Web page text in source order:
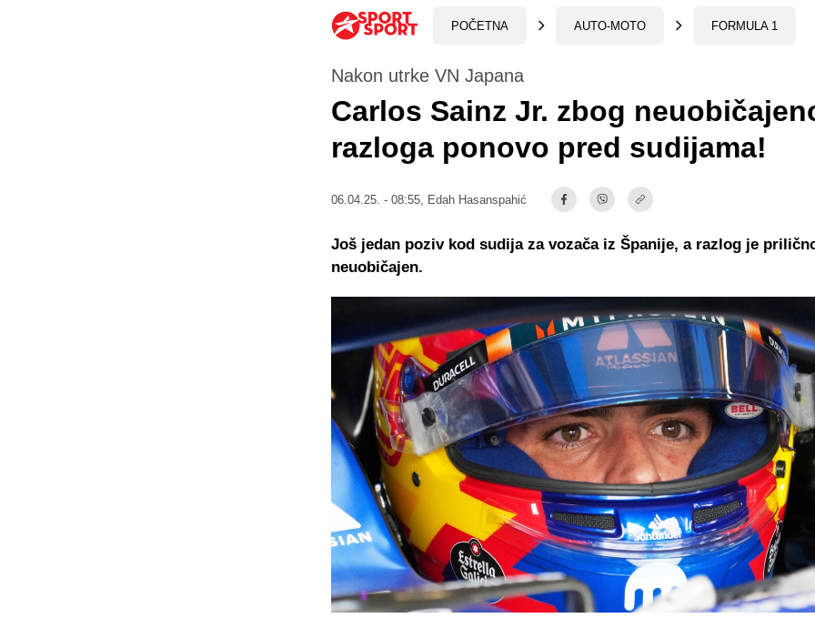
POČETNA AUTO-MOTO FORMULA 1
Nakon utrke VN Japana
Carlos Sainz Jr. zbog
razloga ponovo pred sudijama!
06.04.25. - 08:55, Edah Hasanspahić
Još jedan poziv kod sudija za vozača iz Španije, a razlog je
neuobičajen.